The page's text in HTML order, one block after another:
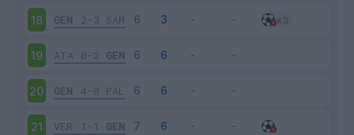
18 GEN 2-3 SAM
19 ATA 0-2 GEN
20 GEN 4-0 PAL
21 VER 1-1 GEN